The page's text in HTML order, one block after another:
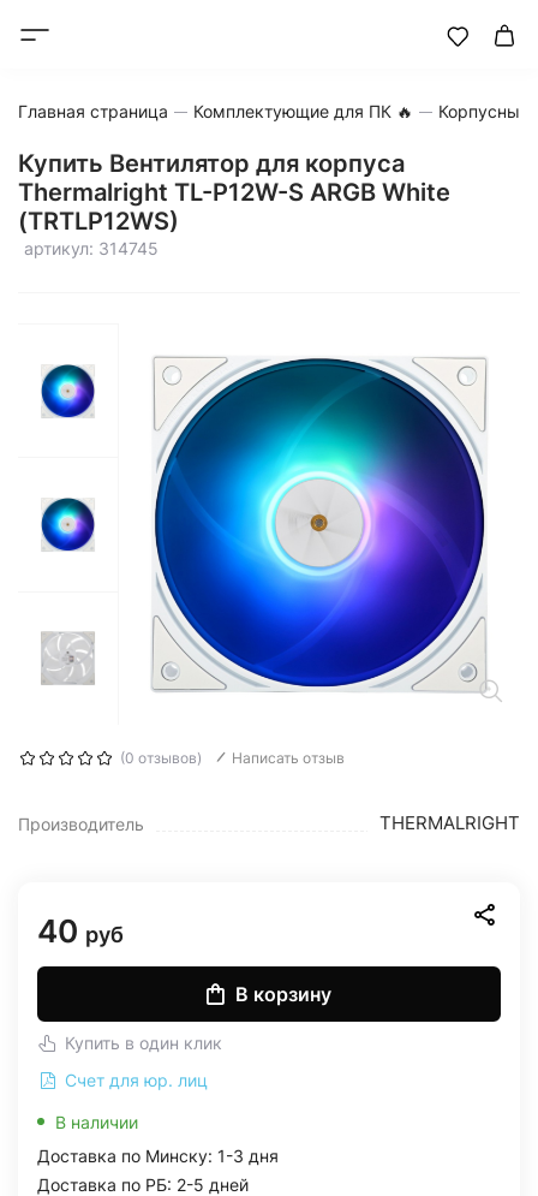
Главная страница Комплектующие для ПК 🔥 Корпусные
Купить Вентилятор для корпуса
Thermalright TL-P12W-S ARGB White
(TRTLP12WS)
артикул: 314745
(0 отзывов) Написать отзыв
Производитель THERMALRIGHT
40 руб
В корзину
Купить в один клик
Счет для юр. лиц
В наличии
Доставка по Минску: 1-3 дня
Доставка по РБ: 2-5 дней